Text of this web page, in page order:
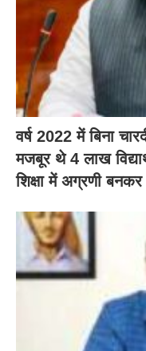
वर्ष 2022 में बिना
मजबूर थे 4 लाख
शिक्षा में अग्रणी